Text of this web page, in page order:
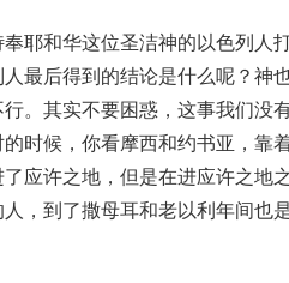
耶和华这位圣洁神的以色列人
最后得到的结论是什么呢？神
。其实不要困惑，这事我们没
时候，你看摩西和约书亚，靠
应许之地，但是在进应许之地
，到了撒母耳和老以利年间也是